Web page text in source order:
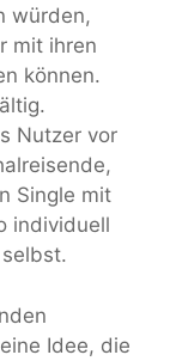
würden,
mit ihren
können.
Nutzer vor
Single mit
individuell
Idee, die